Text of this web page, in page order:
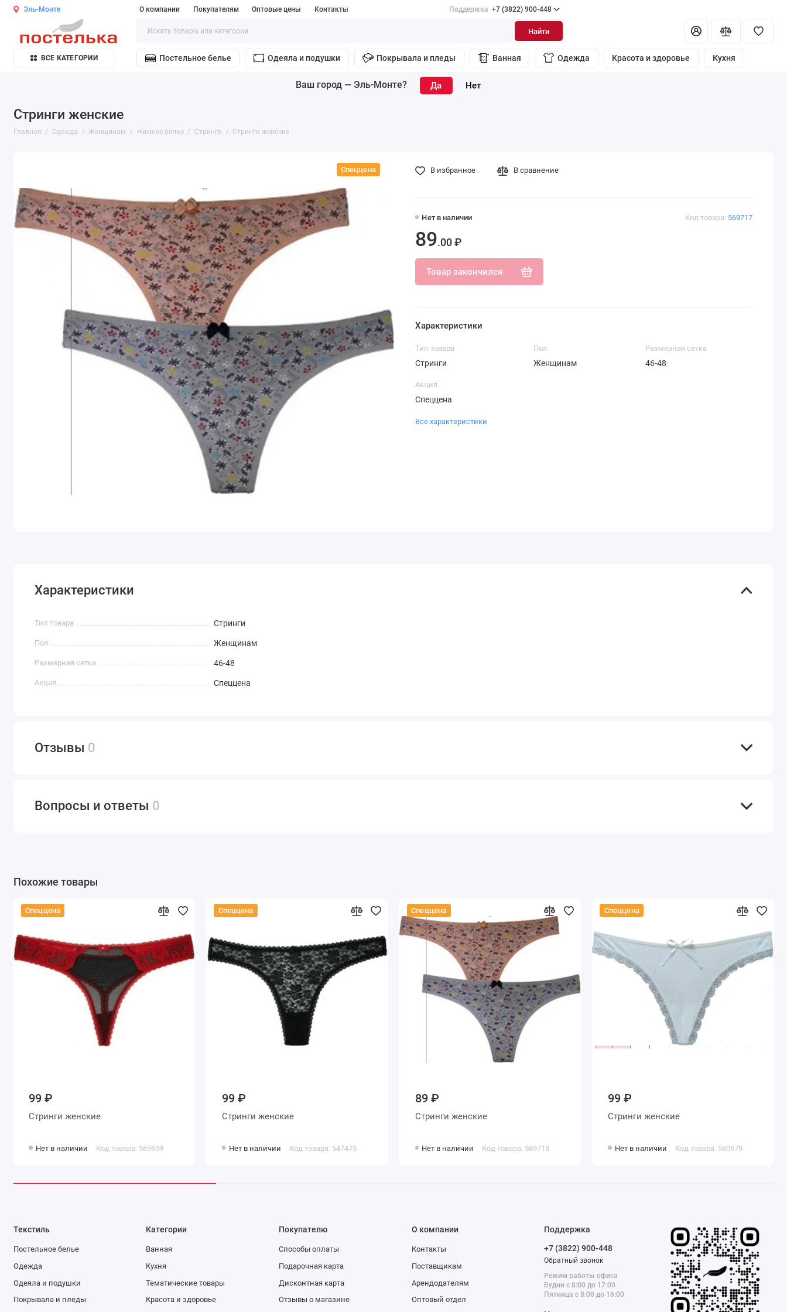
Эль-Монте О компании Покупателям Оптовые цены Контакты Поддержка +7 (3822) 900-448
Найти
ВСЕ КАТЕГОРИИ Постельное белье Одеяла и подушки Покрывала и пледы Ванная Одежда Красота и здоровье Кухня
Ваш город — Эль-Монте?
Стринги женские
Главная Одежда Женщинам Нижнее белье Стринги Стринги женские
Спеццена
Код товара: 569717
Нет в наличии
89.00 ₽
Товар закончился
В избранное В сравнение
Характеристики
Тип товара
Стринги
Пол
Женщинам
Размерная сетка
46-48
Акция
Спеццена
Все характеристики
Характеристики
Тип товара Стринги
Пол Женщинам
Размерная сетка 46-48
Акция Спеццена
Отзывы 0
Вопросы и ответы 0
Похожие товары
Спеццена
99 ₽
Стринги женские
Нет в наличии Код товара: 569699
Спеццена
99 ₽
Стринги женские
Нет в наличии Код товара: 547475
Спеццена
89 ₽
Стринги женские
Нет в наличии Код товара: 569718
Спеццена
99 ₽
Стринги женские
Нет в наличии Код товара: 580679
Текстиль
Постельное белье
Одежда
Одеяла и подушки
Покрывала и пледы
Категории
Ванная
Кухня
Тематические товары
Красота и здоровье
Покупателю
Способы оплаты
Подарочная карта
Дисконтная карта
Отзывы о магазине
О компании
Контакты
Поставщикам
Арендодателям
Оптовый отдел
Поддержка
+7 (3822) 900-448
Обратный звонок
Режим работы офиса
Будни с 8:00 до 17:00
Пятница с 8:00 до 16:00